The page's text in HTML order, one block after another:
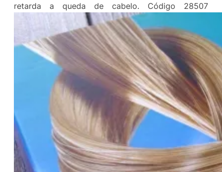
retarda a queda de cabelo. Código 28507